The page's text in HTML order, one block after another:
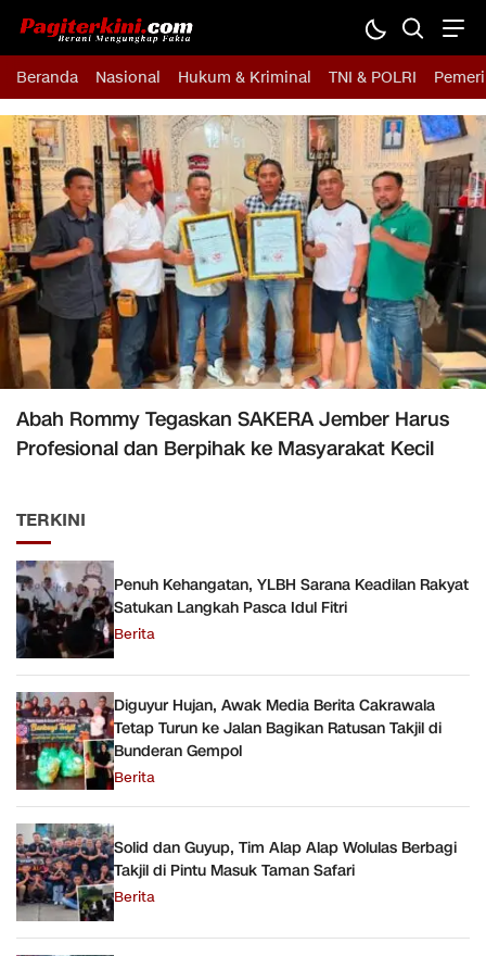
Beranda Nasional Hukum & Kriminal TNI & POLRI
Abah Rommy Tegaskan SAKERA Jember Harus
Profesional dan Berpihak ke Masyarakat Kecil
TERKINI
Penuh Kehangatan, YLBH Sarana Keadilan Rakyat
Satukan Langkah Pasca Idul Fitri
Berita
Diguyur Hujan, Awak Media Berita Cakrawala
Tetap Turun ke Jalan Bagikan Ratusan Takjil di
Bunderan Gempol
Berita
Solid dan Guyup, Tim Alap Alap Wolulas Berbagi
Takjil di Pintu Masuk Taman Safari
Berita